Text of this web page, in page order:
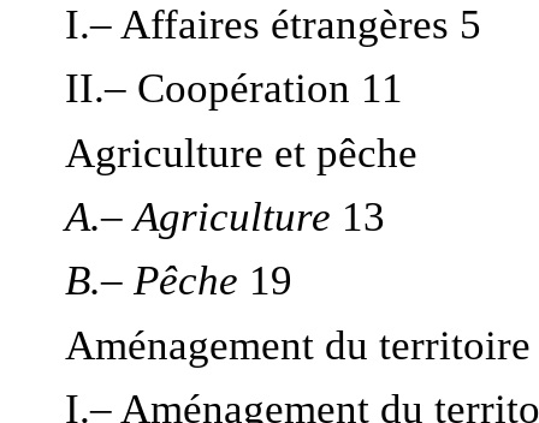
I.– Affaires étrangères 5
II.– Coopération 11
Agriculture et pêche
A.– Agriculture 13
B.– Pêche 19
Aménagement du
I.– Aménagement du